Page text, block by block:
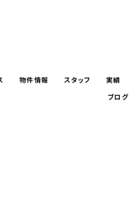
物件情報 スタッフ 実績
ブログ